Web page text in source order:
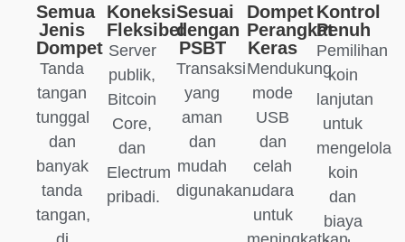
Semua
Jenis
Dompet
Tanda
tangan
tunggal
dan
banyak
tanda
tangan,
Koneksi
Fleksibel
Server
publik,
Bitcoin
Core,
dan
Electrum
pribadi.
Sesuai
dengan
PSBT
Transaksi
yang
aman
dan
mudah
digunakan.
Dompet
Perangkat
Keras
Mendukung
mode
USB
dan
celah
udara
untuk
Kontrol
Penuh
Pemilihan
koin
lanjutan
untuk
mengelola
koin
dan
biaya